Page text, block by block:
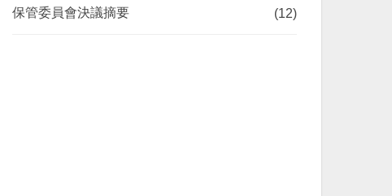
保管委員會決議摘要 (12)